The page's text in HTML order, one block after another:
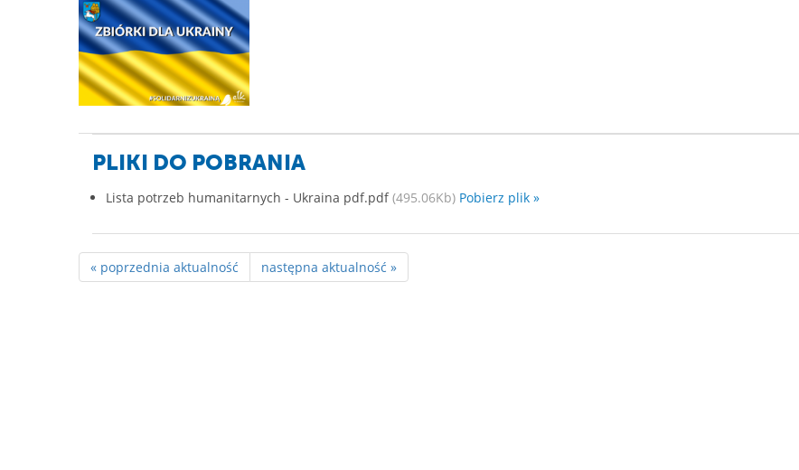
PLIKI DO POBRANIA
Lista potrzeb humanitarnych - Ukraina pdf.pdf(495.06Kb) Pobierz plik »
« poprzednia aktualność następna aktualność »